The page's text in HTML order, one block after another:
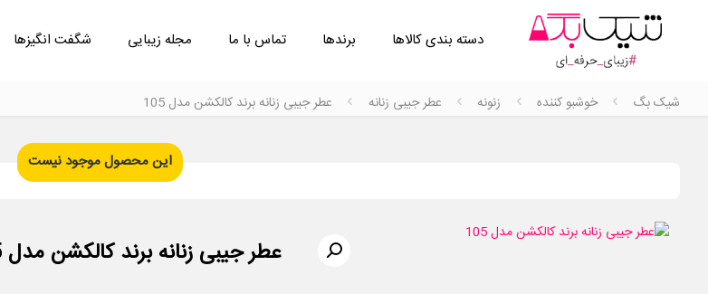
دسته بندی کالاها برندها تماس با ما مجله زیبایی شگفت انگیزها
شیک بگ خوشبو کننده زنونه عطر جیبی زنانه عطر جیبی زنانه برند کالکشن مدل 105
این محصول موجود نیست
عطر جیبی زنانه برند کالکشن مدل 105